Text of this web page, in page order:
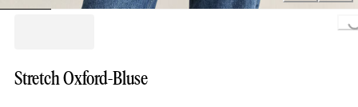
Loading...
Stretch Oxford-Bluse